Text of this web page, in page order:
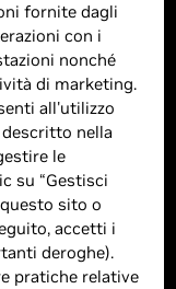
fornite dagli
con i
nonché
di marketing.
all'utilizzo
nella
le
su “Gestisci
sito o
accetti i
deroghe).
pratiche relative